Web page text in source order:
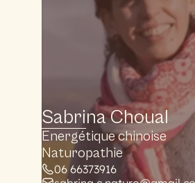
Sabrina Choual
Energétique chinoise
Naturopathie
06 66373916